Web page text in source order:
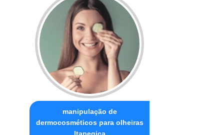
manipulação de
dermocosméticos para olheiras
Itapegica